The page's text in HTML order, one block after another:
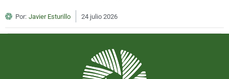
Por: Javier Esturillo 24 julio 2026